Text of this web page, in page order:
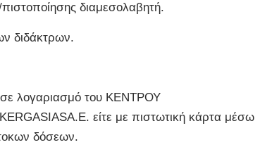
διαμεσολαβητή.
διδάκτρων.
σε λογαριασμό του ΚΕΝΤΡΟΥ
είτε με πιστωτική κάρτα μέσω
δόσεων.